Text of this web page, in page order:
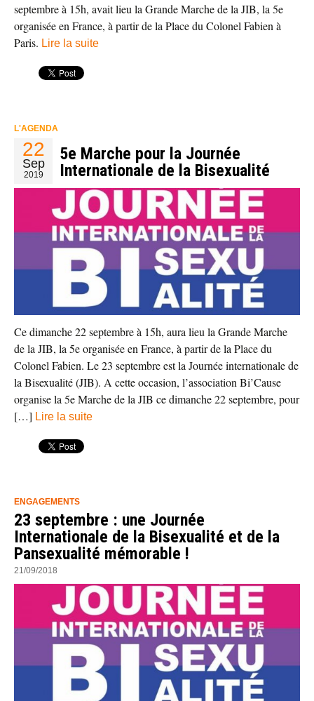
septembre à 15h, avait lieu la Grande Marche de la JIB, la 5e
organisée en France, à partir de la Place du Colonel Fabien à
Paris. Lire la suite
L'AGENDA
22
Sep
2019
5e Marche pour la Journée
Internationale de la Bisexualité
Ce dimanche 22 septembre à 15h, aura lieu la Grande Marche
de la JIB, la 5e organisée en France, à partir de la Place du
Colonel Fabien. Le 23 septembre est la Journée internationale de
la Bisexualité (JIB). A cette occasion, l’association Bi’Cause
organise la 5e Marche de la JIB ce dimanche 22 septembre, pour
[…] Lire la suite
ENGAGEMENTS
23 septembre : une Journée
Internationale de la Bisexualité et de la
Pansexualité mémorable !
21/09/2018